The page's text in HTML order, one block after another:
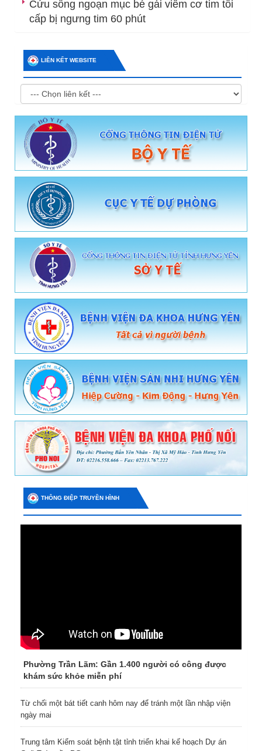
Cứu sống ngoạn mục bé gái viêm cơ tim tối
cấp bị ngưng tim 60 phút
LIÊN KẾT WEBSITE
THÔNG ĐIỆP TRUYỀN HÌNH
Phường Trần Lãm: Gần 1.400 người có công được
khám sức khỏe miễn phí
Từ chối một bát tiết canh hôm nay để tránh một lần nhập viện
ngày mai
Trung tâm Kiểm soát bệnh tật tỉnh triển khai kế hoạch Dự án